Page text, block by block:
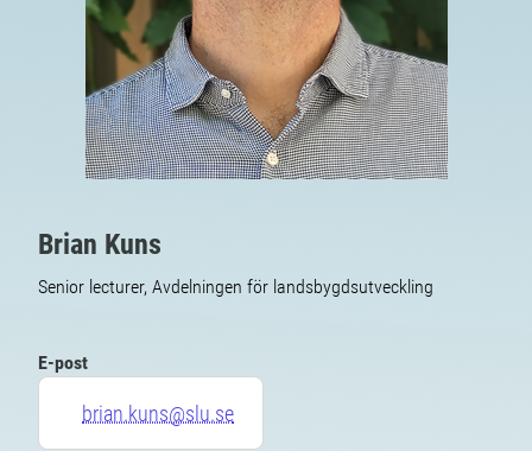
Brian Kuns
Senior lecturer, Avdelningen för landsbygdsutveckling
E-post
brian.kuns@slu.se